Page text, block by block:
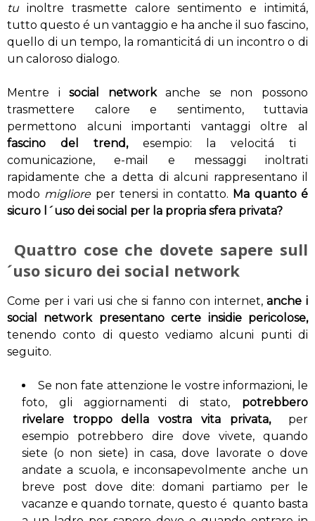
tu inoltre trasmette calore sentimento e intimitá,
tutto questo é un vantaggio e ha anche il suo fascino,
quello di un tempo, la romanticitá di un incontro o di
un caloroso dialogo.
Mentre i social networkanche se non possono
trasmettere calore e sentimento, tuttavia
permettono alcuni importanti vantaggi oltre al
fascino del trend, esempio: la velocitá ti
comunicazione, e-mail e messaggi inoltrati
rapidamente che a detta di alcuni rappresentano il
modo miglioreper tenersi in contatto. Ma quanto é
sicuro l´uso dei social per la propria sfera privata?
Quattro cose che dovete sapere sull
´uso sicuro dei social network
Come per i vari usi che si fanno con internet,anche i
social network presentano certe insidie pericolose,
tenendo conto di questo vediamo alcuni punti di
seguito.
Se non fate attenzione le vostre informazioni, le
foto, gli aggiornamenti di stato, potrebbero
rivelare troppo della vostra vita privata,per
esempio potrebbero dire dove vivete, quando
siete (o non siete) in casa, dove lavorate o dove
andate a scuola, e inconsapevolmente anche un
breve post dove dite: domani partiamo per le
vacanze e quando tornate, questo é quanto basta